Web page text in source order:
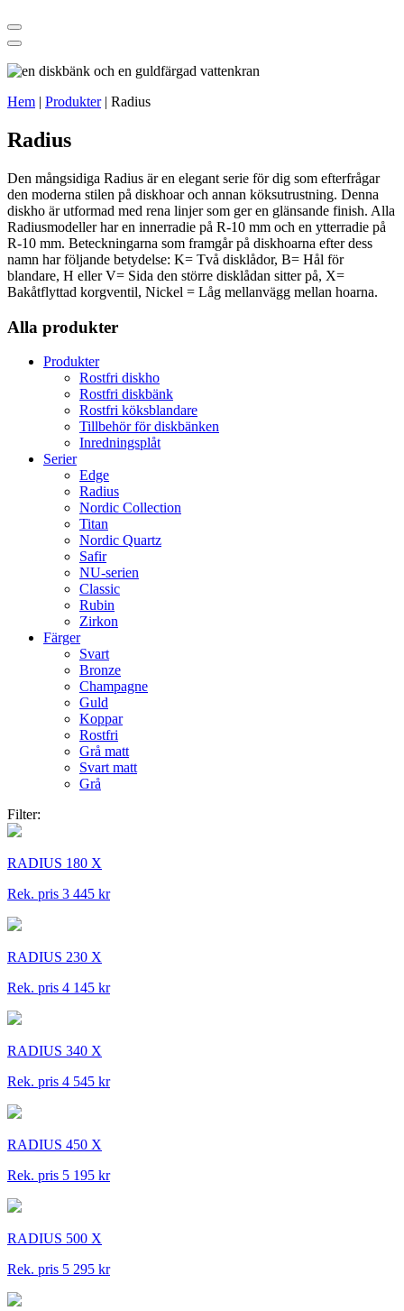
Hem | Produkter| Radius
Radius
Den mångsidiga Radius är en elegant serie för dig som efterfrågar
den moderna stilen på diskhoar och annan köksutrustning. Denna
diskho är utformad med rena linjer som ger en glänsande finish. Alla
Radiusmodeller har en innerradie på R-10 mm och en ytterradie på
R-10 mm. Beteckningarna som framgår på diskhoarna efter dess
namn har följande betydelse: K= Två disklådor, B= Hål för
blandare, H eller V= Sida den större disklådan sitter på, X=
Bakåtflyttad korgventil, Nickel = Låg mellanvägg mellan hoarna.
Alla produkter
Produkter
Rostfri diskho
Rostfri diskbänk
Rostfri köksblandare
Tillbehör för diskbänken
Inredningsplåt
Serier
Edge
Radius
Nordic Collection
Titan
Nordic Quartz
Safir
NU-serien
Classic
Rubin
Zirkon
Färger
Svart
Bronze
Champagne
Guld
Koppar
Rostfri
Grå matt
Svart matt
Grå
Filter:
RADIUS 180 X
Rek. pris 3 445 kr
RADIUS 230 X
Rek. pris 4 145 kr
RADIUS 340 X
Rek. pris 4 545 kr
RADIUS 450 X
Rek. pris 5 195 kr
RADIUS 500 X
Rek. pris 5 295 kr